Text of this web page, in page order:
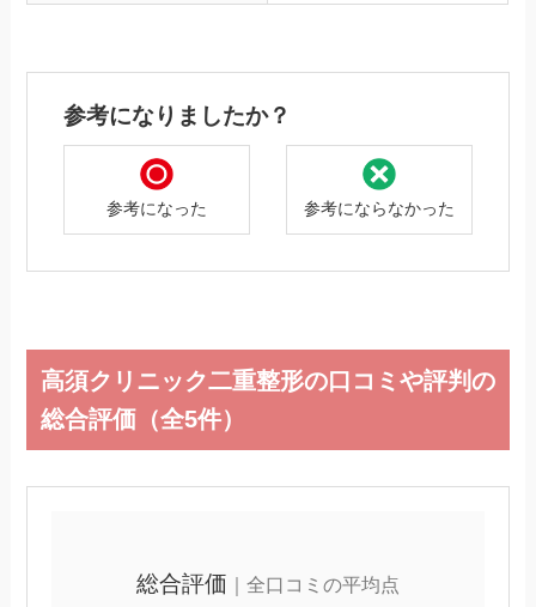
参考になりましたか？
参考になった 参考にならなかった
高須クリニック二重整形の口コミや評判の
総合評価（全5件）
総合評価 ｜全口コミの平均点